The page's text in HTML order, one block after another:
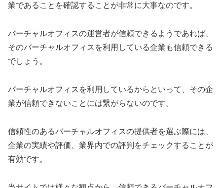
業であることを確認することが非常に大事なのです。
バーチャルオフィスの運営者が信頼できるようであれば、
そのバーチャルオフィスを利用している企業も信頼できる
でしょう。
バーチャルオフィスを利用しているからといって、その企
業が信頼できないことには繋がらないのです。
信頼性のあるバーチャルオフィスの提供者を選ぶ際には、
企業の実績や評価、業界内での評判をチェックすることが
有効です。